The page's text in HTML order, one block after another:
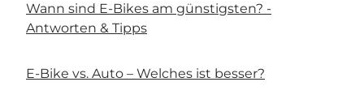
Wann sind E-Bikes am günstigsten? -
Antworten & Tipps
E-Bike vs. Auto – Welches ist besser?